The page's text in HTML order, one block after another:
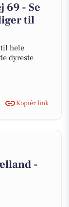
69 - Se
til
hele
dyreste
Kopiér link
-